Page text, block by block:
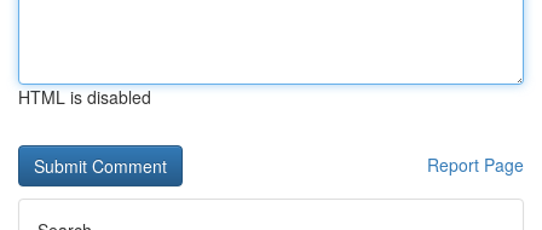
HTML is disabled
Report Page